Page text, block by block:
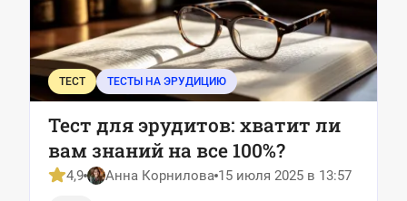
ТЕСТ ТЕСТЫ НА ЭРУДИЦИЮ
Тест для эрудитов: хватит ли
вам знаний на все 100%?
4,9 Анна Корнилова 15 июля 2025 в 13:57